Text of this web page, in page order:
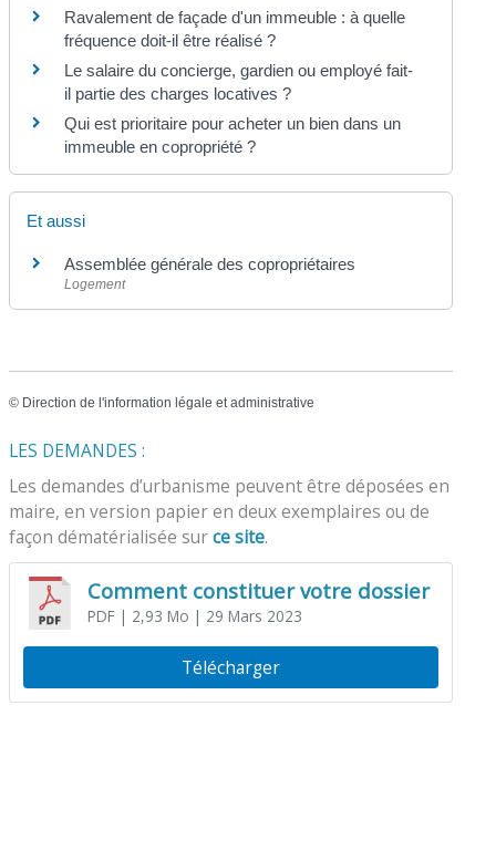
Ravalement de façade d'un immeuble : à quelle
fréquence doit-il être réalisé ?
Le salaire du concierge, gardien ou employé fait-
il partie des charges locatives ?
Qui est prioritaire pour acheter un bien dans un
immeuble en copropriété ?
Et aussi
Assemblée générale des copropriétaires
Logement
© Direction de l'information légale et administrative
LES DEMANDES :
Les demandes d’urbanisme peuvent être déposées en
maire, en version papier en deux exemplaires ou de
façon dématérialisée surce site.
Comment constituer votre dossier
PDF| 2,93 Mo | 29 Mars 2023
Télécharger